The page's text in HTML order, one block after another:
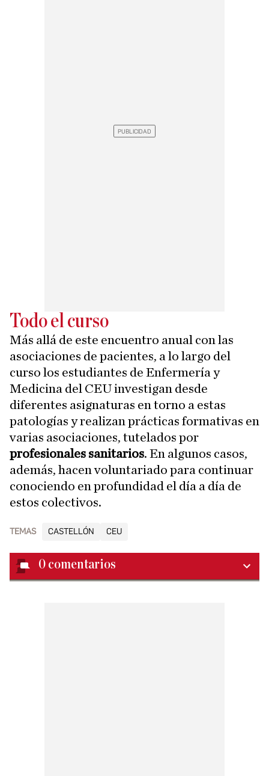
Todo el curso
Más allá de este encuentro anual con las
asociaciones de pacientes, a lo largo del
curso los estudiantes de Enfermería y
Medicina del CEU investigan desde
diferentes asignaturas en torno a estas
patologías y realizan prácticas formativas en
varias asociaciones, tutelados por
profesionales sanitarios. En algunos casos,
además, hacen voluntariado para continuar
conociendo en profundidad el día a día de
estos colectivos.
TEMAS CASTELLÓN CEU
0 comentarios